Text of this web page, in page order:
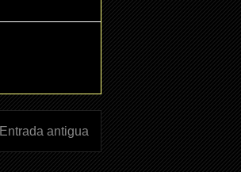
Entrada antigua